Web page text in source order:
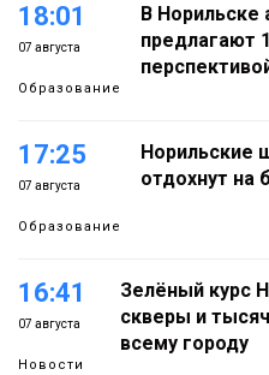
18:01
07 августа
Образование
В Норильске
предлагают
17:25
07 августа
Образование
Норильские
отдохнут на
16:41
07 августа
Новости
Зелёный курс
скверы и
всему городу